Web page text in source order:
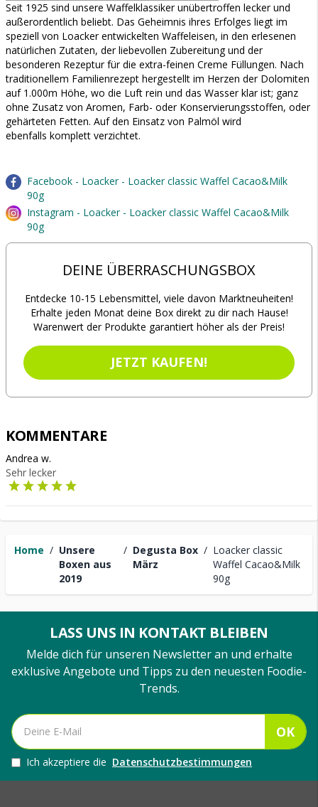
Home / Unsere
Boxen aus
2019
/ Degusta Box
März
/ Loacker classic
Waffel Cacao&Milk
90g
Seit 1925 sind unsere Waffelklassiker unübertroffen lecker und
außerordentlich beliebt. Das Geheimnis ihres Erfolges liegt im
speziell von Loacker entwickelten Waffeleisen, in den erlesenen
natürlichen Zutaten, der liebevollen Zubereitung und der
besonderen Rezeptur für die extra-feinen Creme Füllungen. Nach
traditionellem Familienrezept hergestellt im Herzen der Dolomiten
auf 1.000m Höhe, wo die Luft rein und das Wasser klar ist; ganz
ohne Zusatz von Aromen, Farb- oder Konservierungsstoffen, oder
gehärteten Fetten. Auf den Einsatz von Palmöl wird
ebenfalls komplett verzichtet.
Facebook - Loacker - Loacker classic Waffel Cacao&Milk
90g
Instagram - Loacker - Loacker classic Waffel Cacao&Milk
90g
DEINE ÜBERRASCHUNGSBOX
Entdecke 10-15 Lebensmittel, viele davon Marktneuheiten!
Erhalte jeden Monat deine Box direkt zu dir nach Hause!
Warenwert der Produkte garantiert höher als der Preis!
JETZT KAUFEN!
KOMMENTARE
Andrea w.
Sehr lecker
LASS UNS IN KONTAKT BLEIBEN
Melde dich für unseren Newsletter an und erhalte
exklusive Angebote und Tipps zu den neuesten Foodie-
Trends.
OK
Ich akzeptiere die Datenschutzbestimmungen